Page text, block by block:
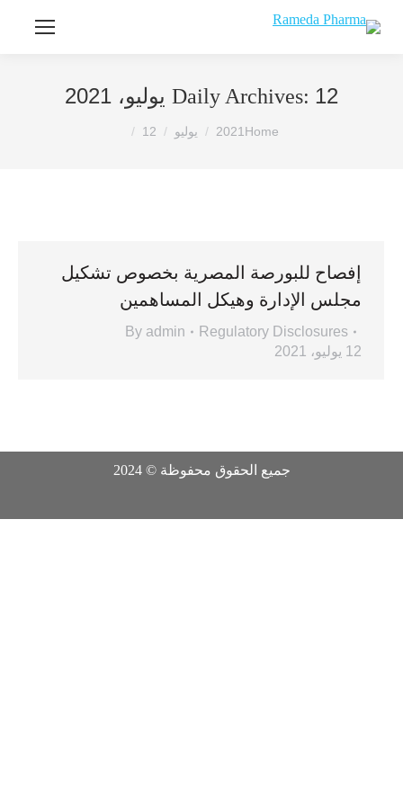
Daily Archives: 12 يوليو، 2021
Home
2021 يوليو 12
إفصاح للبورصة المصرية بخصوص تشكيل
مجلس الإدارة وهيكل المساهمين
Regulatory Disclosures
By admin
12 يوليو، 2021
جميع الحقوق محفوظة © 2024